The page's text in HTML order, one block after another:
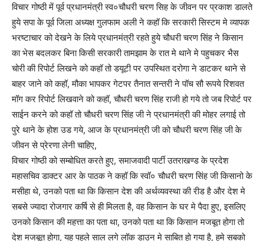
विचार गोष्ठी में पूर्व प्रधानमंत्री स्व०चौधरी चरण सिह के जीवन पर प्रकाश डालते
हुये सपा के पूर्व जिला अध्यक्ष गुलफाम अली ने कहॉ कि सरकारी सिस्टम मे व्यापक
भरष्टाचार को देखने के लिये प्रधानमंत्री रहते हुये चौधरी चरण सिंह ने किसान
का भेस बदलकर बिना किसी सरकारी तामझाम के रात मे थाने मे पहुचकर भैस
चोरी की रिपोर्ट लिखने को कहॉ तो डयूटी पर उपस्थित दरोगा ने डाटकर थाने से
बाहर जाने को कहॉ, मौका भापकर गेटपर तैनात सन्तरी ने पॉच सौ रूपये रिशवत
मॉग कर रिपोर्ट लिखवाने को कहॉ, चौधरी चरण सिंह राजी हो गये तो जब रिपोर्ट पर
साईन करने को कहॉ तो चौधरी चरण सिंह जी ने प्रधानमंत्री की मोहर लगाई तो
पुरे थाने के होश उड गये, आज के प्रधानमंत्री जी को चौधरी चरण सिंह जी के
जीवन से प्रेरणा लेनी चाहिए,
विचार गोष्ठी को सम्बोधित करते हुए, समाजवादी पार्टी उतराखण्ड के प्रदेश
महासचिव डाक्टर आर के पाठक ने कहॉ कि स्वॉ० चौधरी चरण सिंह जी किसानो के
मसीहा थे, उनको पता था कि किसान देश की अर्थव्यवस्था की रीड है और देश मे
सबसे ज्यादा रोजगार कर्षि से ही मिलता है, वह किसान के घर मे पैदा हुए, इसलिए
उनको किसान की महत्ता का पता था, उनको पता था कि किसान मजबूत होगा तो
देश मजबूत होगा, यह पहले साल लगे लॉक डाउन मे साबित हो गया है, हमे सबको